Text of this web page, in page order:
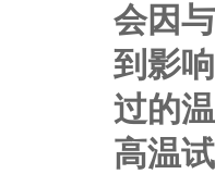
会因
到影
过的
高温